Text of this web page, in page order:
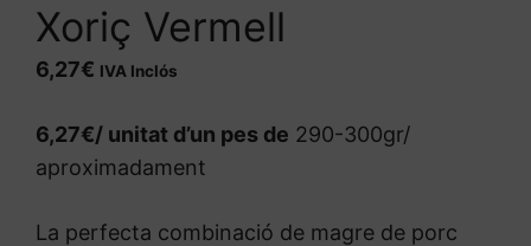
Xoriç Vermell
6,27€ IVA Inclós
6,27€/ unitat d’un pes de 290-300gr/
aproximadament
La perfecta combinació de magre de porc